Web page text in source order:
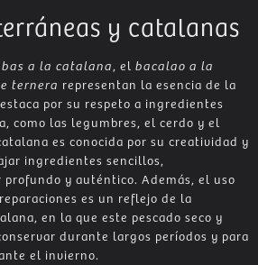
y catalanas
a la catalana, el bacalao a la
ternera representan la esencia de la
por su respeto a ingredientes
como las legumbres, el cerdo y el
es conocida por su creatividad y
ingredientes sencillos,
y auténtico. Además, el uso
es un reflejo de la
en la que este pescado seco y
durante largos períodos y para
el invierno.